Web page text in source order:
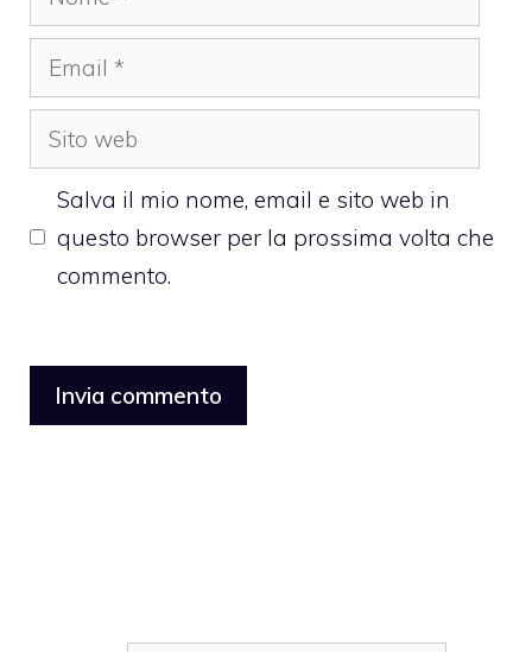
Email
Sito
web
Salva il mio nome, email e sito web in
questo browser per la prossima volta che
commento.